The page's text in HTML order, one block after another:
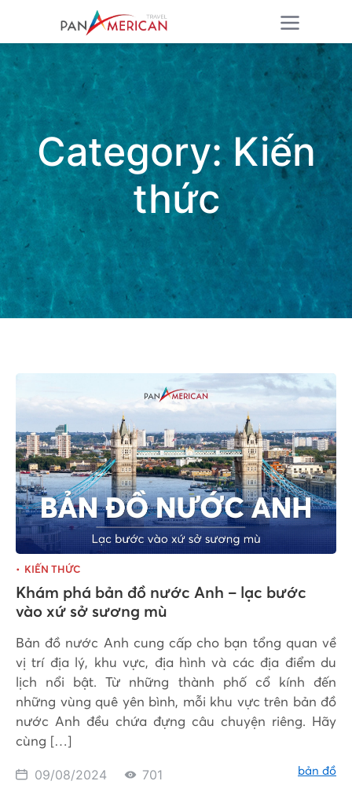
Category:Kiến
thức
KIẾN THỨC
Khám phá bản đồ nước Anh – lạc bước
vào xứ sở sương mù
Bản đồ nước Anh cung cấp cho bạn tổng quan về
vị trí địa lý, khu vực, địa hình và các địa điểm du
lịch nổi bật. Từ những thành phố cổ kính đến
những vùng quê yên bình, mỗi khu vực trên bản đồ
nước Anh đều chứa đựng câu chuyện riêng. Hãy
cùng […]
09/08/2024 701 bản đồ